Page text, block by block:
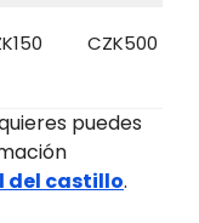
CZK500
puedes
del castillo.